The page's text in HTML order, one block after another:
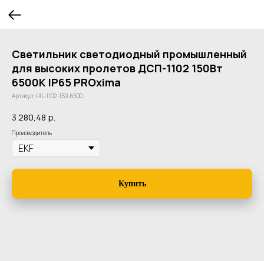
Светильник светодиодный промышленный
для высоких пролетов ДСП-1102 150Вт
6500К IP65 PROxima
Артикул: HIL-1102-150-6500
3 280,48 р.
Производитель
Купить